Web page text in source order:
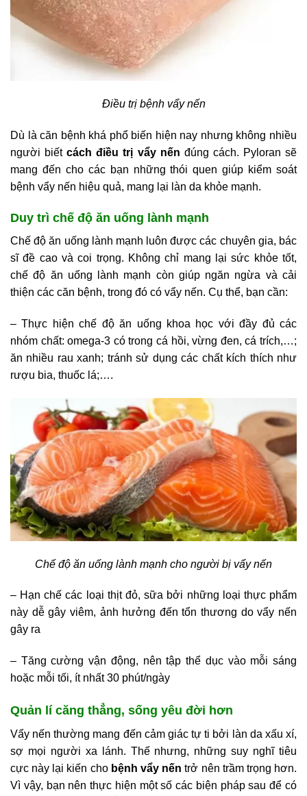
Điều trị bệnh vẩy nến
Dù là căn bệnh khá phổ biến hiện nay nhưng không nhiều
người biếtcách điều trị vẩy nến đúng cách. Pyloran sẽ
mang đến cho các bạn những thói quen giúp kiểm soát
bệnh vẩy nến hiệu quả, mang lại làn da khỏe mạnh.
Duy trì chế độ ăn uống lành mạnh
Chế độ ăn uống lành mạnh luôn được các chuyên gia, bác
sĩ đề cao và coi trọng. Không chỉ mang lại sức khỏe tốt,
chế độ ăn uống lành mạnh còn giúp ngăn ngừa và cải
thiện các căn bệnh, trong đó có vẩy nến. Cụ thể, bạn cần:
– Thực hiện chế độ ăn uống khoa học với đầy đủ các
nhóm chất: omega-3 có trong cá hồi, vừng đen, cá trích,…;
ăn nhiều rau xanh; tránh sử dụng các chất kích thích như
rượu bia, thuốc lá;….
Chế độ ăn uống lành mạnh cho người bị vẩy nến
– Hạn chế các loại thịt đỏ, sữa bởi những loại thực phẩm
này dễ gây viêm, ảnh hưởng đến tổn thương do vẩy nến
gây ra
– Tăng cường vận động, nên tập thể dục vào mỗi sáng
hoặc mỗi tối, ít nhất 30 phút/ngày
Quản lí căng thẳng, sống yêu đời hơn
Vẩy nến thường mang đến cảm giác tự ti bởi làn da xấu xí,
sợ mọi người xa lánh. Thế nhưng, những suy nghĩ tiêu
cực này lại kiến cho bệnh vẩy nến trở nên trầm trọng hơn.
Vì vậy, bạn nên thực hiện một số các biện pháp sau để có